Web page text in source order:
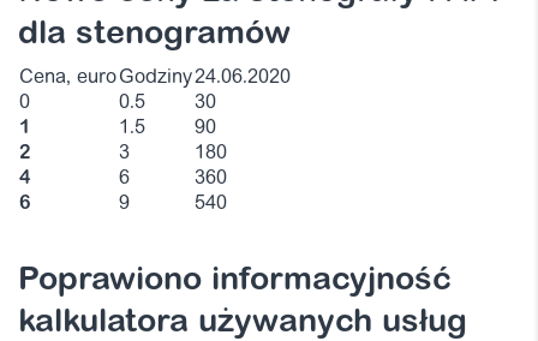
dla stenogramów
Cena, euroGodziny24.06.2020
0
0.5
30
1
1.5
90
2
3
180
4
6
360
6
9 540
Poprawiono informacyjność
kalkulatora używanych usług